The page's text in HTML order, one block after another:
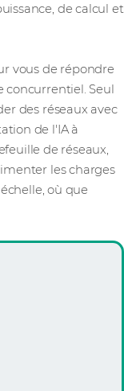
de calcul et
vous de répondre
concurrentiel. Seul
des réseaux avec
de l'IA à
de réseaux,
les charges
où que